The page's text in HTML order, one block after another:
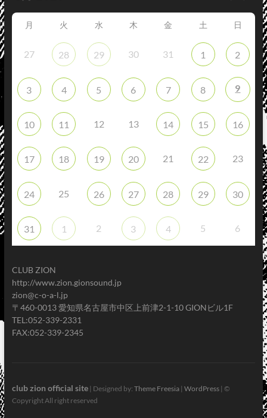
月 火 水 木 金 土 日
27 28 29 30 31 1 2
3 4 5 6 7 8 9
10 11 12 13 14 15 16
17 18 19 20 21 22 23
24 25 26 27 28 29 30
31 1 2 3 4 5 6
CLUB ZION
http://www.zion.gionsound.jp
zion@c-o-a-l.jp
〒460-0013 愛知県名古屋市中区上前津2-1-10 GIONビル1F
TEL:052-339-2331
FAX:052-339-2345
club zion official site| Designed by: Theme Freesia| WordPress| ©
Copyright All right reserved